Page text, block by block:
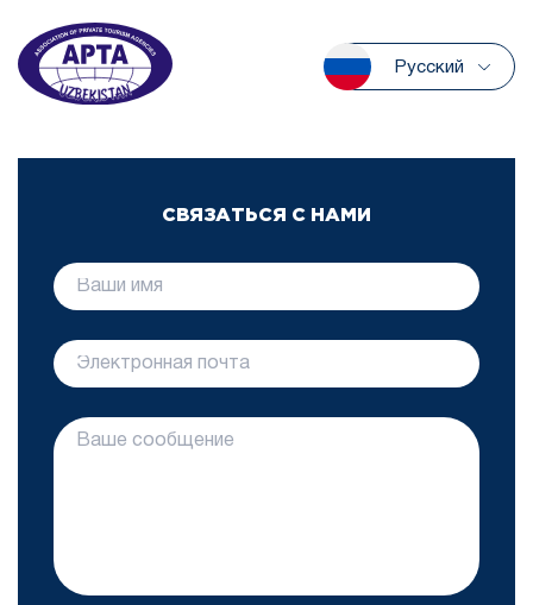
Русский
СВЯЗАТЬСЯ С НАМИ